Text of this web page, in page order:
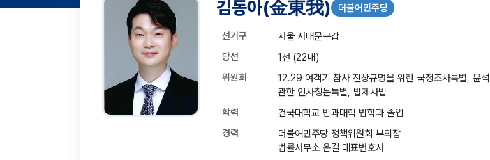
김동아(金東我) 더불어민주당
선거구
서울 서대문구갑
당선
1선 (22대)
위원회
12.29 여객기 참사 진상규명을 위한 국정조사특별, 윤
관한 인사청문특별, 법제사법
학력
건국대학교 법과대학 법학과 졸업
경력
더불어민주당 정책위원회 부의장
법률사무소 온길 대표변호사